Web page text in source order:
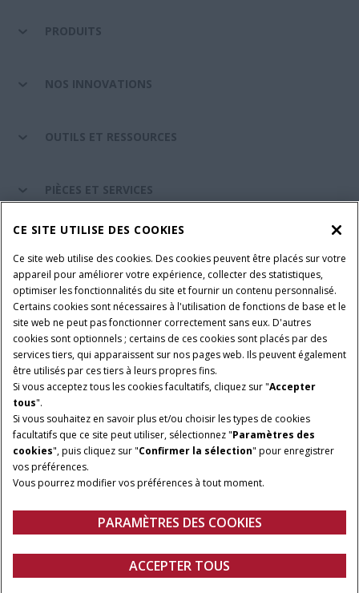
Configurer
DEMANDER UN
Trouver un
Fanshop
PRODUITS
NOS INNOVATIONS
OUTILS ET RESSOURCES
PIÈCES ET SERVICES
Conditions générales d'utilisation
Avis de confidentialité
Mentions légales
Paramètres des cookies
Telematics avis de confidentialité
© 2026 CNH Industrial America LLC. All Rights Reserved. Case IH is a
trademark of CNH Industrial America LLC.
CE SITE UTILISE DES COOKIES
Ce site web utilise des cookies. Des cookies peuvent être placés sur votre
appareil pour améliorer votre expérience, collecter des statistiques,
optimiser les fonctionnalités du site et fournir un contenu personnalisé.
Certains cookies sont nécessaires à l'utilisation de fonctions de base et le
site web ne peut pas fonctionner correctement sans eux. D'autres
cookies sont optionnels ; certains de ces cookies sont placés par des
services tiers, qui apparaissent sur nos pages web. Ils peuvent également
être utilisés par ces tiers à leurs propres fins.
Si vous acceptez tous les cookies facultatifs, cliquez sur "Accepter
tous".
Si vous souhaitez en savoir plus et/ou choisir les types de cookies
facultatifs que ce site peut utiliser, sélectionnez "Paramètres des
cookies", puis cliquez sur "Confirmer la sélection" pour enregistrer
vos préférences.
Vous pourrez modifier vos préférences à tout moment.
PARAMÈTRES DES COOKIES
ACCEPTER TOUS